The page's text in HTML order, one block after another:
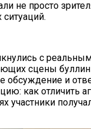
не просто
с
сцены
обсуждение и
как отличить
участники